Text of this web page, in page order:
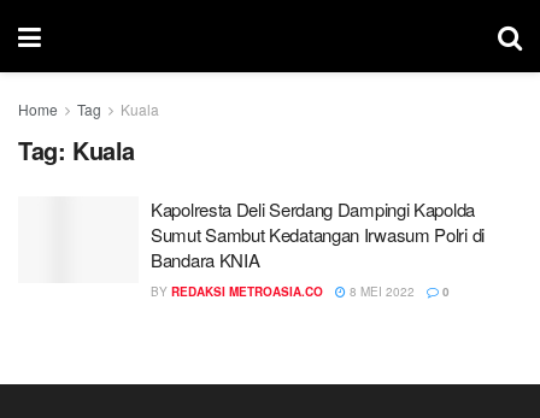
Home Tag Kuala
Tag: Kuala
Kapolresta Deli Serdang Dampingi Kapolda
Sumut Sambut Kedatangan Irwasum Polri di
Bandara KNIA
BY REDAKSI METROASIA.CO 8 MEI 2022 0